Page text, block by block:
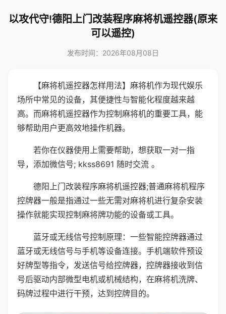
以攻代守!德阳上门改装程序麻将机遥控器(原来
可以遥控)
发布时间：2026年08月08日
【麻将机遥控器怎样用法】麻将机作为现代娱乐
场所中常见的设备，其便捷性与智能化程度越来越
高。而麻将机遥控器作为控制麻将机的重要工具，能
够帮助用户更高效地操作机器。
若你在仪器使用上需要帮助，想获取一对一指
导，添加微信号; kkss8691 随时交流 。
德阳上门改装程序麻将机遥控器;普通麻将机程序
控牌器一般是指通过一些无需对麻将机进行复杂安装
操作就能实现控制麻将牌功能的设备或工具。
蓝牙或无线信号控制原理：一些智能控牌器通过
蓝牙或无线信号与手机等设备连接。手机端软件预设
好牌型等指令，发送信号给控牌器，控牌器接收到信
号后驱动内部微型电机或机械结构，在麻将机洗牌、
码牌过程中进行干预，达到控牌目的。